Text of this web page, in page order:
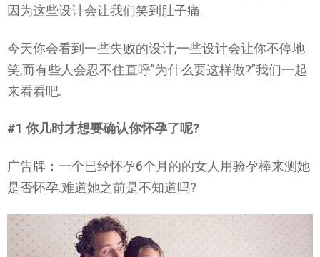
因为这些设计会让我们笑到肚子痛.
今天你会看到一些失败的设计,一些设计会让你不停地
笑,而有些人会忍不住直呼”为什么要这样做?”我们一起
来看看吧.
#1 你几时才想要确认你怀孕了呢?
广告牌：一个已经怀孕6个月的的女人用验孕棒来测她
是否怀孕.难道她之前是不知道吗?